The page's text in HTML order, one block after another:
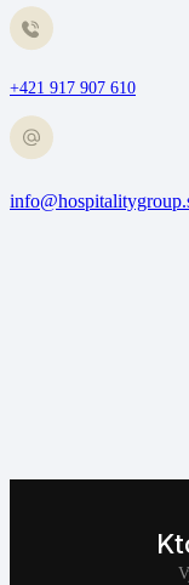
+421 917 907 610